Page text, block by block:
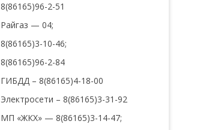
8(86165)96-2-51
Райгаз — 04;
8(86165)3-10-46;
8(86165)96-2-84
ГИБДД – 8(86165)4-18-00
Электросети – 8(86165)3-31-92
МП «ЖКХ» — 8(86165)3-14-47;